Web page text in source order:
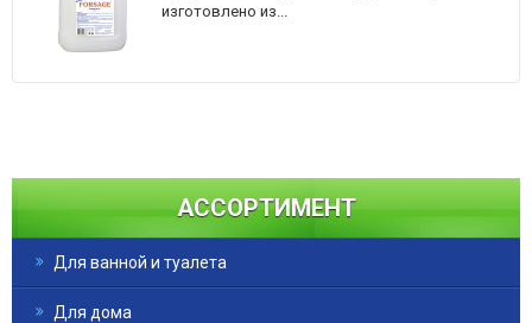
изготовлено из...
АССОРТИМЕНТ
Для ванной и туалета
Для дома